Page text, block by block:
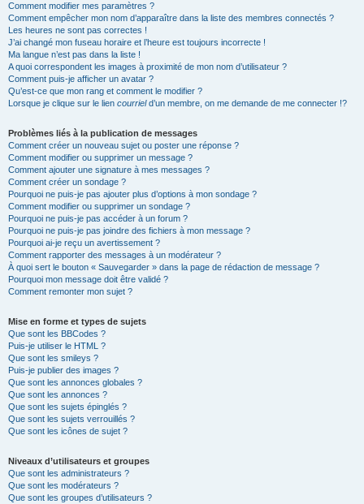
Comment modifier mes paramètres ?
Comment empêcher mon nom d’apparaître dans la liste des membres connectés ?
Les heures ne sont pas correctes !
J’ai changé mon fuseau horaire et l’heure est toujours incorrecte !
Ma langue n’est pas dans la liste !
A quoi correspondent les images à proximité de mon nom d’utilisateur ?
Comment puis-je afficher un avatar ?
Qu’est-ce que mon rang et comment le modifier ?
Lorsque je clique sur le lien courrield’un membre, on me demande de me connecter !?
Problèmes liés à la publication de messages
Comment créer un nouveau sujet ou poster une réponse ?
Comment modifier ou supprimer un message ?
Comment ajouter une signature à mes messages ?
Comment créer un sondage ?
Pourquoi ne puis-je pas ajouter plus d’options à mon sondage ?
Comment modifier ou supprimer un sondage ?
Pourquoi ne puis-je pas accéder à un forum ?
Pourquoi ne puis-je pas joindre des fichiers à mon message ?
Pourquoi ai-je reçu un avertissement ?
Comment rapporter des messages à un modérateur ?
À quoi sert le bouton « Sauvegarder » dans la page de rédaction de message ?
Pourquoi mon message doit être validé ?
Comment remonter mon sujet ?
Mise en forme et types de sujets
Que sont les BBCodes ?
Puis-je utiliser le HTML ?
Que sont les smileys ?
Puis-je publier des images ?
Que sont les annonces globales ?
Que sont les annonces ?
Que sont les sujets épinglés ?
Que sont les sujets verrouillés ?
Que sont les icônes de sujet ?
Niveaux d’utilisateurs et groupes
Que sont les administrateurs ?
Que sont les modérateurs ?
Que sont les groupes d’utilisateurs ?